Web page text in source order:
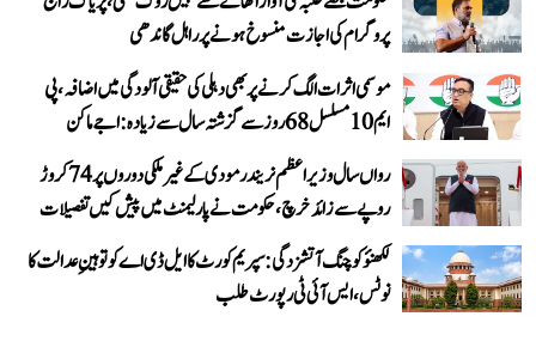
پروگرام کی اجازت منسوخ ہونے پر راہل گاندھی
موسمی اثرات الگ کرنے پر بھی دہلی کی حقیقی آلودگی میں اضافہ، پی
ایم 10 مسلسل 68 روز سے گزشتہ سال سے زیادہ: اجے ماکن
رواں سال وزیر اعظم نریندر مودی کے غیر ملکی دوروں پر 74 کروڑ
روپے سے زائد خرچ، حکومت نے پارلیمنٹ میں پیش کیں تفصیلات
لکھنؤ کوچنگ آتشزدگی: سپریم کورٹ کا ایل ڈی اے کو توہینِ عدالت کا
نوٹس، ایس آئی ٹی رپورٹ طلب